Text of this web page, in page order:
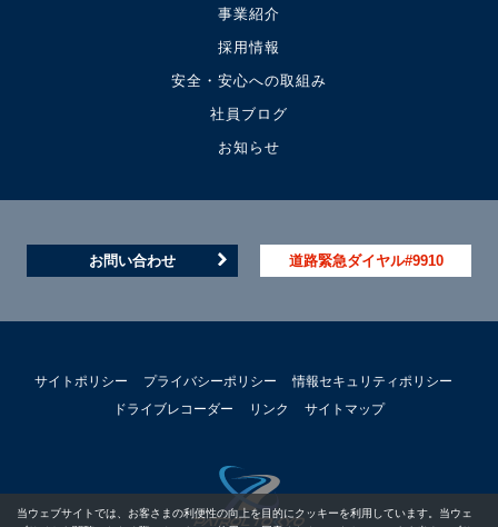
事業紹介
採用情報
安全・安心への取組み
社員ブログ
お知らせ
お問い合わせ 道路緊急ダイヤル#9910
サイトポリシー プライバシーポリシー
情報セキュリティポリシー
ドライブレコーダー
リンク サイトマップ
当ウェブサイトでは、お客さまの利便性の向上を目的にクッキーを利用しています。当ウェ